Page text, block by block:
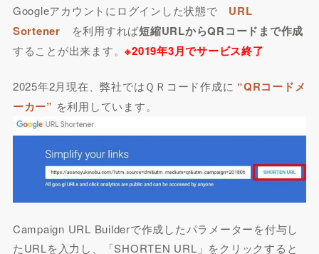
Googleアカウントにログインした状態で URL
Sortener を利用すれば短縮URLからQRコードまで作成
することが出来ます。※2019年3月でサービス終了
2025年2月現在、弊社ではＱＲコード作成に “QRコードメ
ーカー” を利用しています。
Campaign URL Builderで作成したパラメーターを付与し
たURLを入力し、「SHORTEN URL」をクリックすると